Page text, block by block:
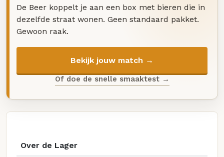
De Beer koppelt je aan een box met bieren die in
dezelfde straat wonen. Geen standaard pakket.
Gewoon raak.
Bekijk jouw match →
Of doe de snelle smaaktest →
Over de Lager